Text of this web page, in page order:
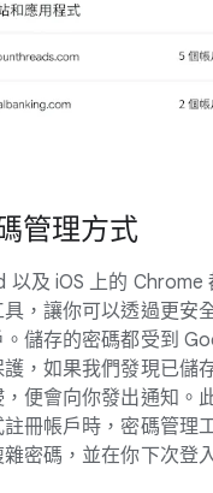
管理​方式
以及 iO​S 上​的 Chrome
，​讓​你​可以​透過​更​安
儲存​的​密碼​都​受到
，​如果​我們​發現​已​儲​
便會​向​你​發出​通知。​
冊​帳戶​時，​密碼​管理​
密碼，​並​在​你​下​次​登